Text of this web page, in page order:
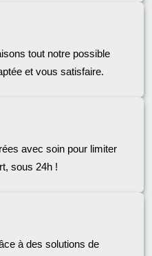
tout notre possible
et vous satisfaire.
avec soin pour limiter
sous 24h !
à des solutions de